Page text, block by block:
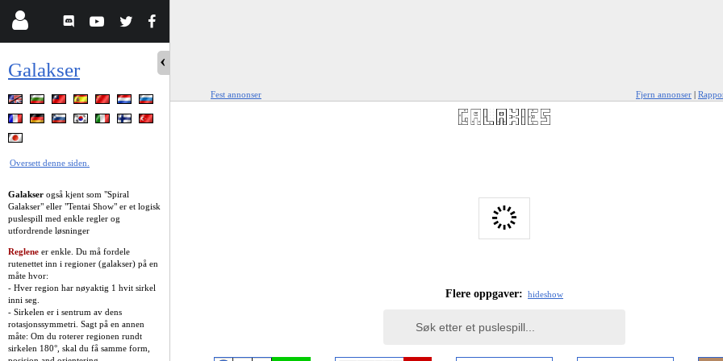
Galakser
Oversett denne siden.
Galakser også kjent som "Spiral
Galakser" eller "Tentai Show" er et logisk
puslespill med enkle regler og
utfordrende løsninger
Reglene er enkle. Du må fordele
rutenettet inn i regioner (galakser) på en
måte hvor:
- Hver region har nøyaktig 1 hvit sirkel
inni seg.
- Sirkelen er i sentrum av dens
rotasjonssymmetri. Sagt på en annen
måte: Om du roterer regionen rundt
sirkelen 180°, skal du få samme form,
Fest annonser Fjern annonser |
Flere oppgaver: hideshow